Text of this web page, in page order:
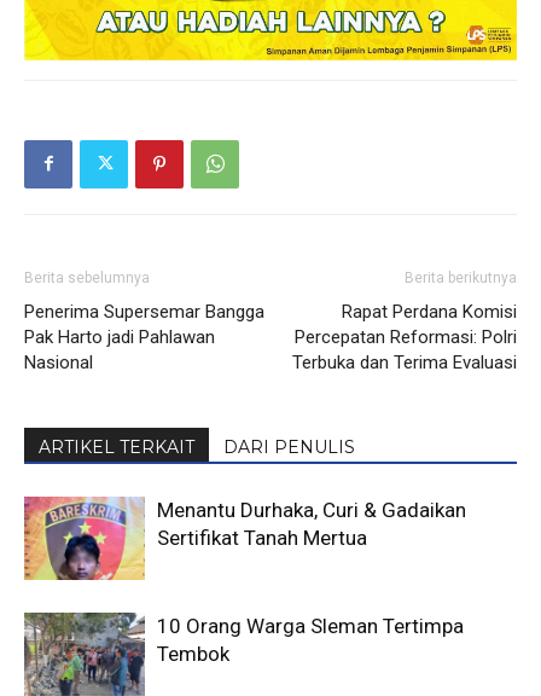
Berita sebelumnya
Penerima Supersemar Bangga
Pak Harto jadi Pahlawan
Nasional
Berita berikutnya
Rapat Perdana Komisi
Percepatan Reformasi: Polri
Terbuka dan Terima Evaluasi
ARTIKEL TERKAIT DARI PENULIS
Menantu Durhaka, Curi & Gadaikan
Sertifikat Tanah Mertua
10 Orang Warga Sleman Tertimpa
Tembok